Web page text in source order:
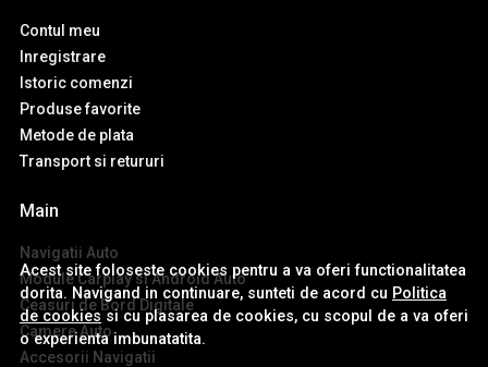
Acest site foloseste cookies pentru a va oferi functionalitatea
dorita. Navigand in continuare, sunteti de acord cu Politica
de cookiessi cu plasarea de cookies, cu scopul de a va oferi
o experienta imbunatatita.
Contul meu
Inregistrare
Istoric comenzi
Produse favorite
Metode de plata
Transport si retururi
Main
Navigatii Auto
Module Carplay si Android Auto
Ceasuri de Bord Digitale
Camere Auto
Accesorii Navigatii